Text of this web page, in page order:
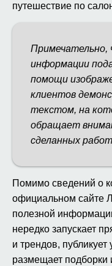
путешествие по
Примечательно,
информации
помощи
клиентов
текстом, на
обращает
сделанных
Помимо сведений о
официальном сайте
полезной
нередко запускает
и трендов, публикует
размещает подборки